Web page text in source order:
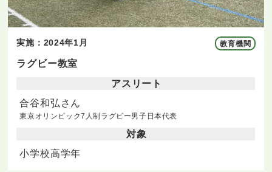
実施：2024年1月 教育機関
ラグビー教室
アスリート
合谷和弘さん
東京オリンピック7人制ラグビー男子日本代表
対象
小学校高学年